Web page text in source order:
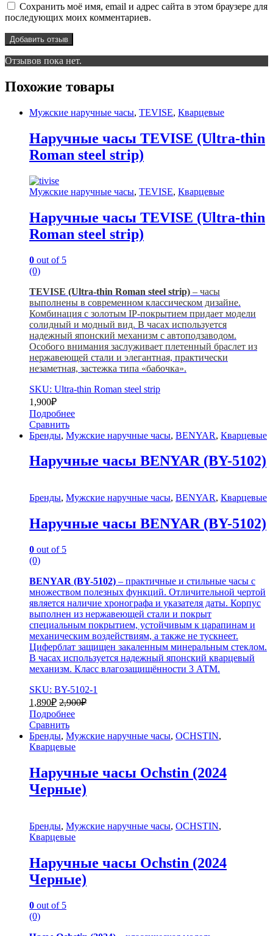
Сохранить моё имя, email и адрес сайта в этом браузере для
последующих моих комментариев.
Отзывов пока нет.
Похожие товары
Мужские наручные часы, TEVISE, Кварцевые
Наручные часы TEVISE (Ultra-thin
Roman steel strip)
Мужские наручные часы, TEVISE, Кварцевые
Наручные часы TEVISE (Ultra-thin
Roman steel strip)
0 out of 5
(0)
TEVISE (Ultra-thin Roman steel strip) – часы
выполнены в современном классическом дизайне.
Комбинация с золотым IP-покрытием придает модели
солидный и модный вид. В часах используется
надежный японский механизм с автоподзаводом.
Особого внимания заслуживает плетенный браслет из
нержавеющей стали и элегантная, практически
незаметная, застежка типа «бабочка».
SKU: Ultra-thin Roman steel strip
1,900₽
Подробнее
Сравнить
Бренды, Мужские наручные часы, BENYAR, Кварцевые
Наручные часы BENYAR (BY-5102)
Бренды, Мужские наручные часы, BENYAR, Кварцевые
Наручные часы BENYAR (BY-5102)
0 out of 5
(0)
BENYAR (BY-5102) – практичные и стильные часы с
множеством полезных функций. Отличительной чертой
является наличие хронографа и указателя даты. Корпус
выполнен из нержавеющей стали и покрыт
специальным покрытием, устойчивым к царапинам и
механическим воздействиям, а также не тускнеет.
Циферблат защищен закаленным минеральным стеклом.
В часах используется надежный японский кварцевый
механизм. Класс влагозащищённости 3 АТМ.
SKU: BY-5102-1
1,890₽ 2,900₽
Подробнее
Сравнить
Бренды, Мужские наручные часы, OCHSTIN,
Кварцевые
Наручные часы Ochstin (2024
Черные)
Бренды, Мужские наручные часы, OCHSTIN,
Кварцевые
Наручные часы Ochstin (2024
Черные)
0 out of 5
(0)